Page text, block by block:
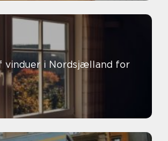
vinduer i Nordsjælland for